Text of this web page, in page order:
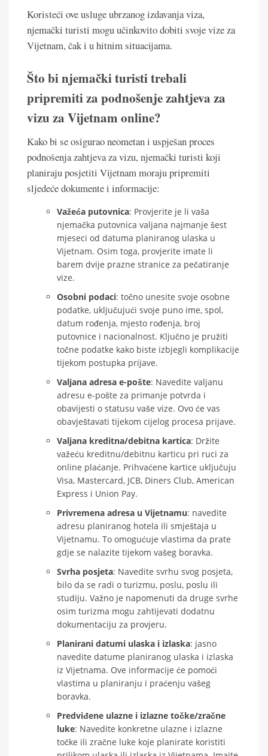
Koristeći ove usluge ubrzanog izdavanja viza,
njemački turisti mogu učinkovito dobiti svoje vize za
Vijetnam, čak i u hitnim situacijama.
Što bi njemački turisti trebali
pripremiti za podnošenje zahtjeva za
vizu za Vijetnam online?
Kako bi se osigurao neometan i uspješan proces
podnošenja zahtjeva za vizu, njemački turisti koji
planiraju posjetiti Vijetnam moraju pripremiti
sljedeće dokumente i informacije:
Važeća putovnica: Provjerite je li vaša
njemačka putovnica valjana najmanje šest
mjeseci od datuma planiranog ulaska u
Vijetnam. Osim toga, provjerite imate li
barem dvije prazne stranice za pečatiranje
vize.
Osobni podaci: točno unesite svoje osobne
podatke, uključujući svoje puno ime, spol,
datum rođenja, mjesto rođenja, broj
putovnice i nacionalnost. Ključno je pružiti
točne podatke kako biste izbjegli komplikacije
tijekom postupka prijave.
Valjana adresa e-pošte: Navedite valjanu
adresu e-pošte za primanje potvrda i
obavijesti o statusu vaše vize. Ovo će vas
obavještavati tijekom cijelog procesa prijave.
Valjana kreditna/debitna kartica: Držite
važeću kreditnu/debitnu karticu pri ruci za
online plaćanje. Prihvaćene kartice uključuju
Visa, Mastercard, JCB, Diners Club, American
Express i Union Pay.
Privremena adresa u Vijetnamu: navedite
adresu planiranog hotela ili smještaja u
Vijetnamu. To omogućuje vlastima da prate
gdje se nalazite tijekom vašeg boravka.
Svrha posjeta: Navedite svrhu svog posjeta,
bilo da se radi o turizmu, poslu, poslu ili
studiju. Važno je napomenuti da druge svrhe
osim turizma mogu zahtijevati dodatnu
dokumentaciju za provjeru.
Planirani datumi ulaska i izlaska: jasno
navedite datume planiranog ulaska i izlaska
iz Vijetnama. Ove informacije će pomoći
vlastima u planiranju i praćenju vašeg
boravka.
Predviđene ulazne i izlazne točke/zračne
luke: Navedite konkretne ulazne i izlazne
točke ili zračne luke koje planirate koristiti